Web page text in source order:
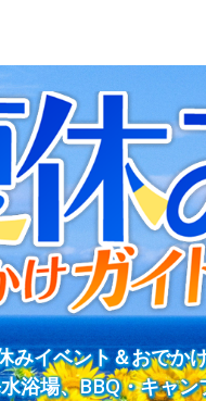
みイベント＆おでか
浴場、BBQ・キャ